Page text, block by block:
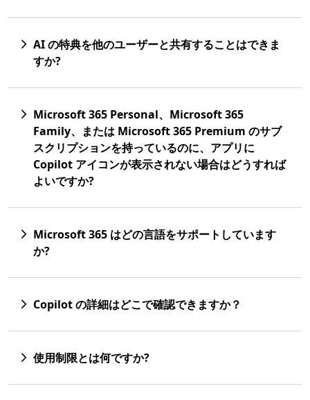
AI の特典を他のユーザーと共有することはできま
すか?
Microsoft 365 Personal、Microsoft 365
Family、または Microsoft 365 Premium のサブ
スクリプションを持っているのに、アプリに
Copilot アイコンが表示されない場合はどうすれば
よいですか?
Microsoft 365 はどの言語をサポートしています
か?
Copilot の詳細はどこで確認できますか？
使用制限とは何ですか?